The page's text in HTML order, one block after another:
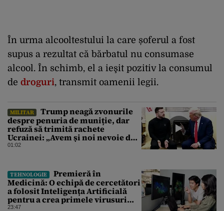
În urma alcooltestului la care șoferul a fost
supus a rezultat că bărbatul nu consumase
alcool. În schimb, el a ieşit pozitiv la consumul
de droguri, transmit oamenii legii.
MILITAR
Trump neagă zvonurile
despre penuria de muniție, dar
refuză să trimită rachete
Ucrainei: „Avem și noi nevoie de
rachete”
01:02
TEHNOLOGIE
Premieră în
Medicină: O echipă de cercetători
a folosit Inteligența Artificială
pentru a crea primele virusuri
sintetice la tratarea de E.coli
23:47